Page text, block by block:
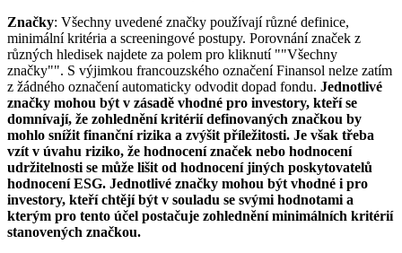
Značky: Všechny uvedené značky používají různé definice,
minimální kritéria a screeningové postupy. Porovnání značek z
různých hledisek najdete za polem pro kliknutí ""Všechny
značky"". S výjimkou francouzského označení Finansol nelze zatím
z žádného označení automaticky odvodit dopad fondu. Jednotlivé
značky mohou být v zásadě vhodné pro investory, kteří se
domnívají, že zohlednění kritérií definovaných značkou by
mohlo snížit finanční rizika a zvýšit příležitosti. Je však třeba
vzít v úvahu riziko, že hodnocení značek nebo hodnocení
udržitelnosti se může lišit od hodnocení jiných poskytovatelů
hodnocení ESG. Jednotlivé značky mohou být vhodné i pro
investory, kteří chtějí být v souladu se svými hodnotami a
kterým pro tento účel postačuje zohlednění minimálních kritérií
stanovených značkou.